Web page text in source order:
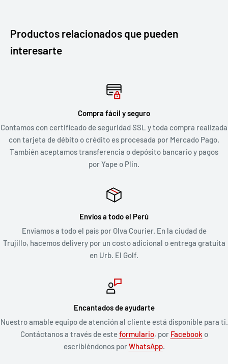
Productos relacionados que pueden
interesarte
Compra fácil y seguro
Contamos con certificado de seguridad SSL y toda compra realizada
con tarjeta de débito o crédito es procesada por Mercado Pago.
También aceptamos transferencia o depósito bancario y pagos
por Yape o Plin.
Envíos a todo el Perú
Enviamos a todo el país por Olva Courier. En la ciudad de
Trujillo, hacemos delivery por un costo adicional o entrega gratuita
en Urb. El Golf.
Encantados de ayudarte
Nuestro amable equipo de atención al cliente está disponible para ti.
Contáctanos a través de esteformulario, por Facebook o
escribiéndonos porWhatsApp.